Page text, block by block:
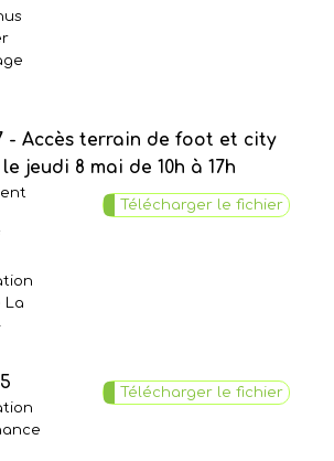
- Accès terrain de foot et city
jeudi 8 mai de 10h à 17h
Télécharger le fichier
La
Télécharger le fichier